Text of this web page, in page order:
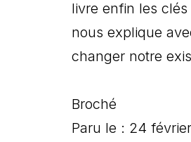
livre enfin les
nous explique
changer notre
Broché
Paru le : 24 février